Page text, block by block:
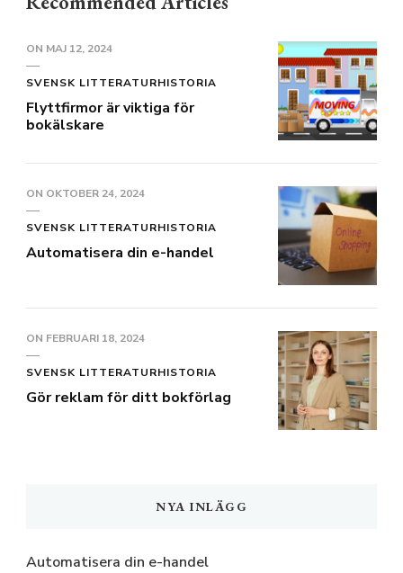
ON MAJ 12, 2024
SVENSK LITTERATURHISTORIA
Flyttfirmor är viktiga för
bokälskare
ON OKTOBER 24, 2024
SVENSK LITTERATURHISTORIA
Automatisera din e-handel
ON FEBRUARI 18, 2024
SVENSK LITTERATURHISTORIA
Gör reklam för ditt bokförlag
NYA INLÄGG
Automatisera din e-handel